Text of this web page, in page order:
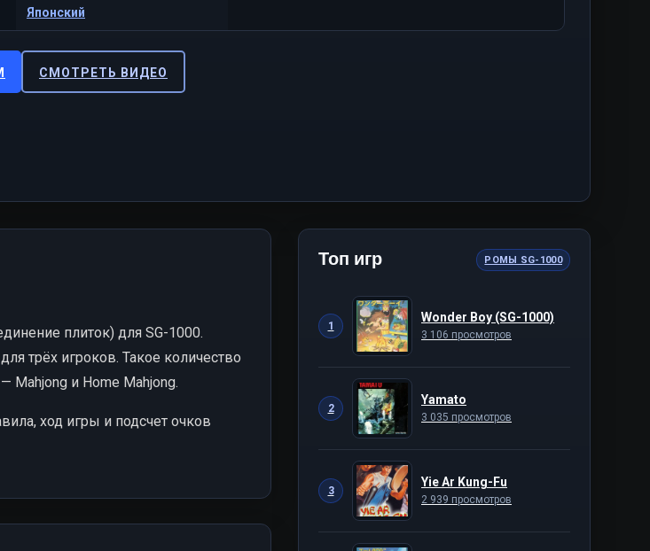
Японский
СМОТРЕТЬ ВИДЕО
плиток) для SG-1000.
трёх игроков. Такое количество
Mahjong и Home Mahjong.
ход игры и подсчет очков
Топ игр РОМЫ SG-1000
1
Wonder Boy (SG-1000)
3 106 просмотров
2
Yamato
3 035 просмотров
3
Yie Ar Kung-Fu
2 939 просмотров